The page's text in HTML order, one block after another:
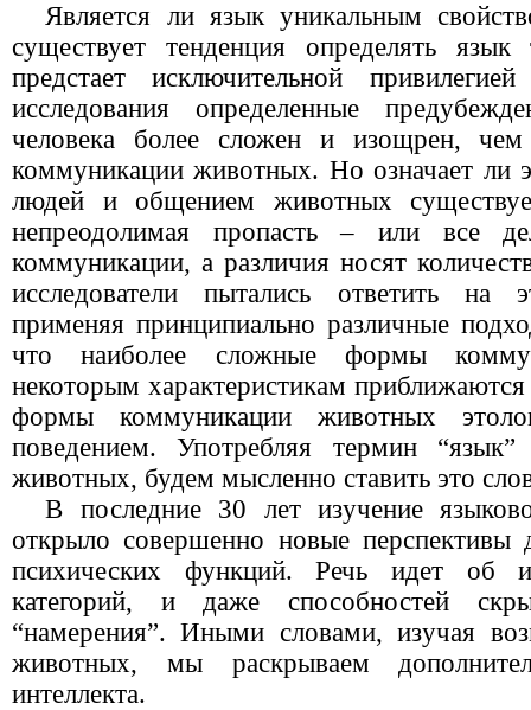
Является ли язык уникальным
существует тенденция определять
предстает исключительной
исследования определенные
человека более сложен и изощрен, чем
коммуникации животных. Но означает ли
людей и общением животных
непреодолимая пропасть – или все
коммуникации, а различия носят
исследователи пытались ответить на
применяя принципиально различные
что наиболее сложные формы
некоторым характеристикам
формы коммуникации животных
поведением. Употребляя термин
животных, будем мысленно ставить это
В последние 30 лет изучение
открыло совершенно новые
психических функций. Речь идет об
категорий, и даже способностей
“намерения”. Иными словами, изучая
животных, мы раскрываем
интеллекта.